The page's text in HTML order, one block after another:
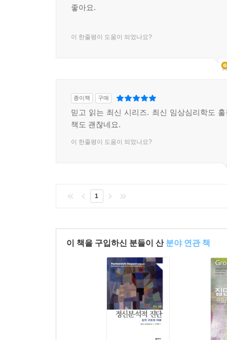
좋아요.
이 한줄평이 도움이 되었나요?
종이책 구매
믿고 읽는 최신 시리즈. 최신 임상심리학도
책도 괜찮네요.
이 한줄평이 도움이 되었나요?
1
이 책을 구입하신 분들이 산 분야 연관 책